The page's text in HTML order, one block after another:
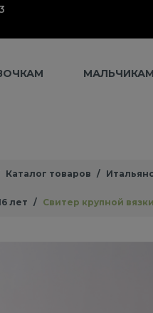
МАЛЬЧИКАМ
Каталог товаров
лет Свитер крупной